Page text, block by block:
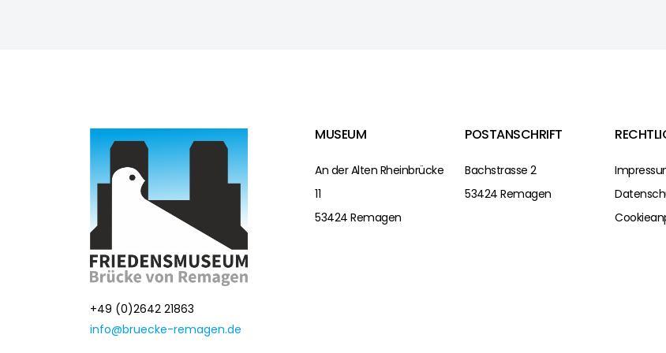
+49 (0)2642 21863
info@bruecke-remagen.de
MUSEUM
An der Alten Rheinbrücke
11
53424 Remagen
POSTANSCHRIFT
Bachstrasse 2
53424 Remagen